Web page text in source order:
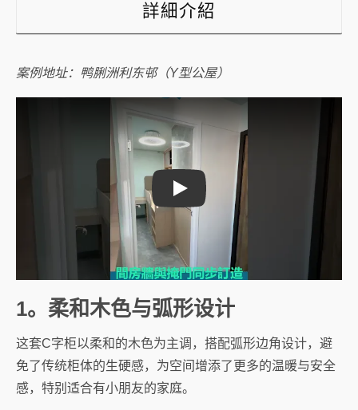
詳細介紹
案例地址：鸭脷洲利东邨（Y型公屋）
Play
1。柔和木色与弧形设计
这套C字柜以柔和的木色为主调，搭配弧形边角设计，避
免了传统柜体的生硬感，为空间增添了更多的温暖与安全
感，特别适合有小朋友的家庭。